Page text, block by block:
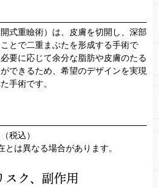
式重瞼術）は、皮膚を切開し、深部
とで二重まぶたを形成する手術で
要に応じて余分な脂肪や皮膚のたる
できるため、希望のデザインを実現
手術です。
税込）
は異なる場合があります。
ク、 副作用